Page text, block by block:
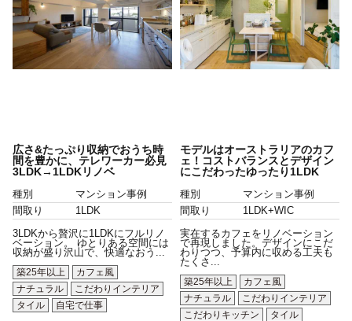
広さ&たっぷり収納でおうち時
間を豊かに、テレワーカー必見
3LDK→1LDKリノベ
種別
マンション事例
間取り
1LDK
3LDKから贅沢に1LDKにフルリノ
ベーション。 ゆとりある空間には
収納が盛り沢山で、快適なおう...
築25年以上
カフェ風
ナチュラル
こだわりインテリア
タイル
自宅で仕事
モデルはオーストラリアのカフ
ェ！コストバランスとデザイン
にこだわったゆったり1LDK
種別
マンション事例
間取り
1LDK+WIC
実在するカフェをリノベーション
で再現しました。デザインにこだ
わりつつ、予算内に収める工夫も
たくさ...
築25年以上
カフェ風
ナチュラル
こだわりインテリア
こだわりキッチン
タイル